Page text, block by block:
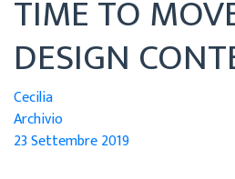
TIME TO
DESIGN
Cecilia
Archivio
23 Settembre 2019